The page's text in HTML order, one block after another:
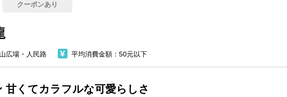
クーポンあり
広場・人民路 平均消費金額：50元以下
甘くてカラフルな可愛らしさ